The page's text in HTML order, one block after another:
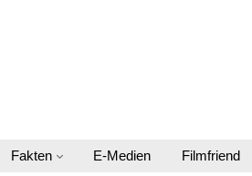
Fakten E-Medien Filmfriend